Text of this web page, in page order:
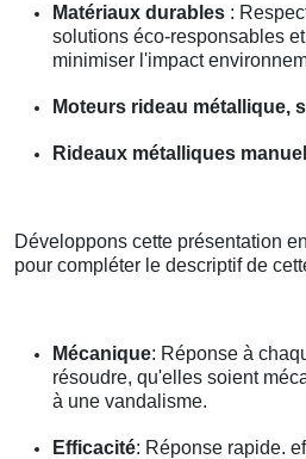
Matériaux durables :
solutions éco-responsables
minimiser l'impact
Moteurs rideau métallique,
Rideaux métalliques
Développons cette présentation
pour compléter le descriptif de
Mécanique: Réponse à
résoudre, qu'elles soient
à une vandalisme.
Efficacité: Réponse rapide.